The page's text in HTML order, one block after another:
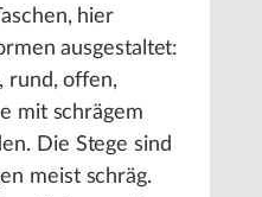
hier
ausgestaltet:
rund, offen,
mit schrägem
Die Stege sind
meist schräg.